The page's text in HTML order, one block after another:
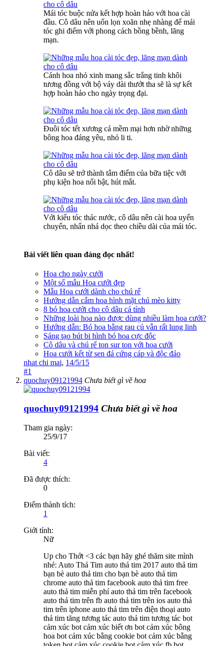
Mái tóc buộc nửa kết hợp hoàn hảo với hoa cài
đầu. Cô dâu nên uốn lọn xoăn nhẹ nhàng để mái
tóc ghi điểm với phong cách bồng bềnh, lãng
mạn.
Cánh hoa nhỏ xinh mang sắc trắng tinh khôi
tương đồng với bộ váy dài thướt tha sẽ là sự kết
hợp hoàn hảo cho ngày trọng đại.
Đuôi tóc tết xương cá mềm mại hơn nhờ những
bông hoa đáng yêu, nhỏ li ti.
Cô dâu sẽ trở thành tâm điểm của bữa tiệc với
phụ kiện hoa nổi bật, hút mắt.
Với kiểu tóc thác nước, cô dâu nên cài hoa uyển
chuyển, nhấn nhá dọc theo chiều dài của mái tóc.
Bài viết liên quan đáng đọc nhất!
Hoa cho ngày cưới
Một số mẫu Hoa cưới đẹp
Mẫu Hoa cưới dành cho chú rể
Hướng dẫn cắm hoa hình mặt chú mèo kitty
8 bó hoa cưới cho cô dâu cá tính
Những loài hoa nào được dùng nhiều làm hoa cưới?
Hướng dẫn: Bó hoa bằng rau củ vẫn rất lung linh
Sáng tạo bút bi hình bó hoa cực độc
Cô dâu và chú rể ton sur ton với hoa cưới
Hoa cưới kết từ sen đá cứng cáp và độc đáo
nhat chi mai, 14/5/15
#1
quochuy09121994 Chưa biết gì về hoa
quochuy09121994 Chưa biết gì về hoa
Tham gia ngày:
25/9/17
Bài viết:
4
Đã được thích:
0
Điểm thành tích:
1
Giới tính:
Nữ
Up cho Thớt <3 các bạn hãy ghé thăm site mình
nhé: Auto Thả Tim auto thả tim 2017 auto thả tim
bạn bè auto thả tim cho bạn bè auto thả tim
chrome auto thả tim facebook auto thả tim free
auto thả tim miễn phí auto thả tim trên facebook
auto thả tim trên fb auto thả tim trên ios auto thả
tim trên iphone auto thả tim trên điện thoại auto
thả tim tăng tương tác auto thả tim tương tác bot
cảm xúc bot cảm xúc biết ơn bot cảm xúc bông
hoa bot cảm xúc bằng cookie bot cảm xúc bằng